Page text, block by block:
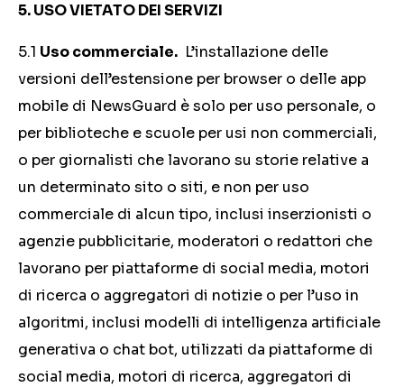
5. USO VIETATO DEI SERVIZI
5.1 Uso commerciale. L’installazione delle
versioni dell’estensione per browser o delle app
mobile di NewsGuard è solo per uso personale, o
per biblioteche e scuole per usi non commerciali,
o per giornalisti che lavorano su storie relative a
un determinato sito o siti, e non per uso
commerciale di alcun tipo, inclusi inserzionisti o
agenzie pubblicitarie, moderatori o redattori che
lavorano per piattaforme di social media, motori
di ricerca o aggregatori di notizie o per l’uso in
algoritmi, inclusi modelli di intelligenza artificiale
generativa o chat bot, utilizzati da piattaforme di
social media, motori di ricerca, aggregatori di